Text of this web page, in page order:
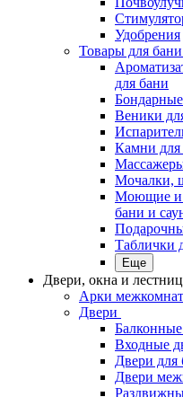
Удобрения
Товары для
для бани
Веники
Камни для
Мочалки,
Моющие и
бани и
Таблички
Еще
Двери, окна и
Арки
Двери
Входные
Двери для
Двери